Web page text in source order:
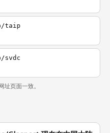
taip
svdc
页面一致。